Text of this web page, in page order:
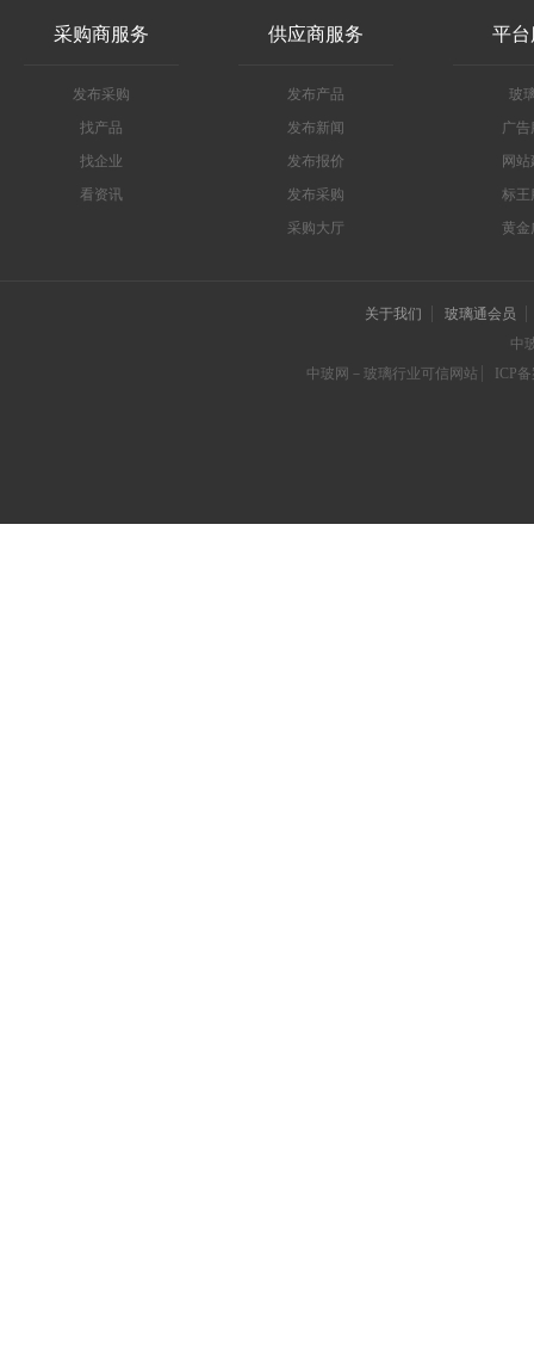
采购商服务
发布采购
找产品
找企业
看资讯
供应商服务
发布产品
发布新闻
发布报价
发布采购
采购大厅
平
玻
广告
网
标王
黄金
关于我们
玻璃通会员
中
中玻网－玻璃行业可信网站
ICP